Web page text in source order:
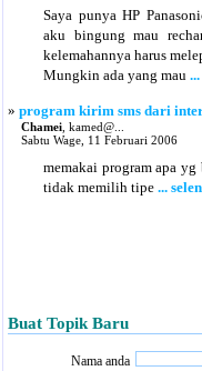
Saya punya HP
aku bingung mau
kelemahannya harus
Mungkin ada yang mau
» program kirim sms dari
Chamei , kamed@...
Sabtu Wage, 11 Februari 2006
memakai program apa
tidak memilih tipe ...
Buat Topik Baru
Nama anda